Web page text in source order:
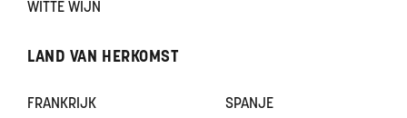
WITTE WIJN
LAND VAN HERKOMST
FRANKRIJK SPANJE